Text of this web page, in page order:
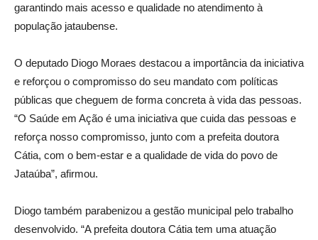
garantindo mais acesso e qualidade no atendimento à
população jataubense.
O deputado Diogo Moraes destacou a importância da iniciativa
e reforçou o compromisso do seu mandato com políticas
públicas que cheguem de forma concreta à vida das pessoas.
“O Saúde em Ação é uma iniciativa que cuida das pessoas e
reforça nosso compromisso, junto com a prefeita doutora
Cátia, com o bem-estar e a qualidade de vida do povo de
Jataúba”, afirmou.
Diogo também parabenizou a gestão municipal pelo trabalho
desenvolvido. “A prefeita doutora Cátia tem uma atuação